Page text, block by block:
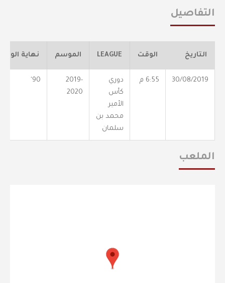
التفاصيل
التاريخ الوقت LEAGUE الموسم نهاية
30/08/2019 6:55 م
دوري
كأس
الأمير
محمد بن
سلمان
2019-
2020
90'
الملعب